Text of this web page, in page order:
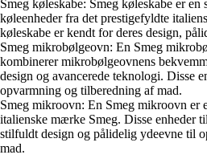
Smeg køleskabe: Smeg køleskabe er en
køleenheder fra det prestigefyldte
køleskabe er kendt for deres design,
Smeg mikrobølgeovn: En Smeg
kombinerer mikrobølgeovnens
design og avancerede teknologi. Disse
opvarmning og tilberedning af mad.
Smeg mikroovn: En Smeg mikroovn er
italienske mærke Smeg. Disse enheder
stilfuldt design og pålidelig ydeevne til
mad.